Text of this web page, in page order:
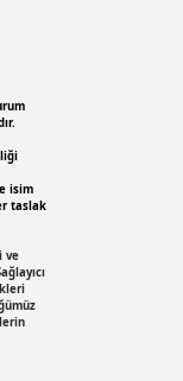
isim
taslak
ve